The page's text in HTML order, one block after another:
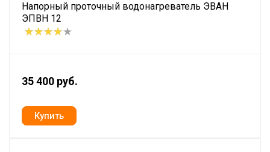
Напорный проточный водонагреватель ЭВАН
ЭПВН 12
35 400 руб.